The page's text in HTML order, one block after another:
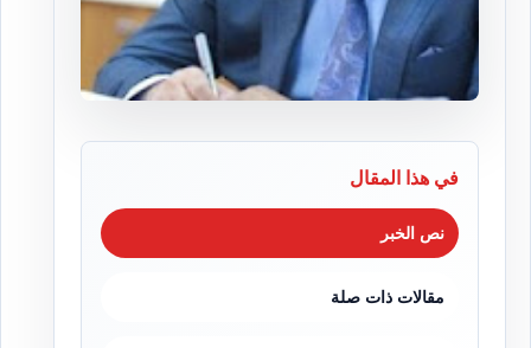
في هذا المقال
نص الخبر
مقالات ذات صلة